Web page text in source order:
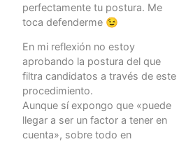
perfectamente tu postura. Me
toca defenderme 😉
En mi reflexión no estoy
aprobando la postura del que
filtra candidatos a través de este
procedimiento.
Aunque sí expongo que «puede
llegar a ser un factor a tener en
cuenta», sobre todo en